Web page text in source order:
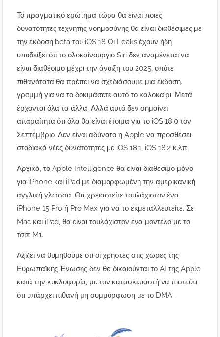
Το πραγματικό ερώτημα τώρα θα είναι ποιες
δυνατότητες τεχνητής νοημοσύνης θα είναι διαθέσιμες με
την έκδοση beta του iOS 18 Οι Leaks έχουν ήδη
υποδείξει ότι το ολοκαίνουργιο Siri δεν αναμένεται να
είναι διαθέσιμο μέχρι την άνοιξη του 2025, οπότε
πιθανότατα θα πρέπει να σχεδιάσουμε μια έκδοση.
γραμμή για να το δοκιμάσετε αυτό το καλοκαίρι. Μετά
έρχονται όλα τα άλλα. Αλλά αυτό δεν σημαίνει
απαραίτητα ότι όλα θα είναι έτοιμα για το iOS 18.0 τον
Σεπτέμβριο. Δεν είναι αδύνατο η Apple να προσθέσει
σταδιακά νέες δυνατότητες με iOS 18.1, iOS 18.2 κ.λπ.
Αρχικά, το Apple Intelligence θα είναι διαθέσιμο μόνο
για iPhone και iPad με διαμορφωμένη την αμερικανική
αγγλική γλώσσα. Θα χρειαστείτε τουλάχιστον ένα
iPhone 15 Pro ή Pro Max για να το εκμεταλλευτείτε. Σε
Mac και iPad, θα είναι τουλάχιστον ένα μοντέλο με το
τσιπ M1.
Αξίζει να θυμηθούμε ότι οι χρήστες στις χώρες της
Ευρωπαϊκής Ένωσης δεν θα δικαιούνται το AI της Apple
κατά την κυκλοφορία, με τον κατασκευαστή να πιστεύει
ότι υπάρχει πιθανή μη συμμόρφωση με το DMA .